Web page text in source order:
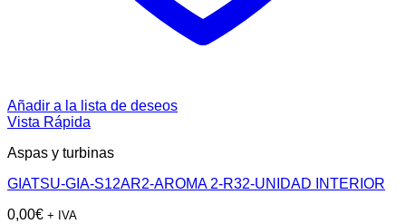
Añadir a la lista de deseos
Vista Rápida
Aspas y turbinas
GIATSU-GIA-S12AR2-AROMA 2-R32-UNIDAD INTERIOR
0,00€ + IVA